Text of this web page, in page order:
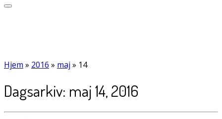
Hjem » 2016 » maj » 14
Dagsarkiv: maj 14, 2016